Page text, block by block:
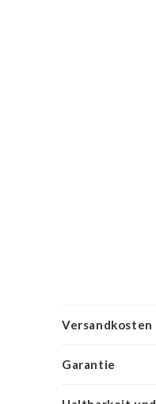
Versandkosten
Garantie